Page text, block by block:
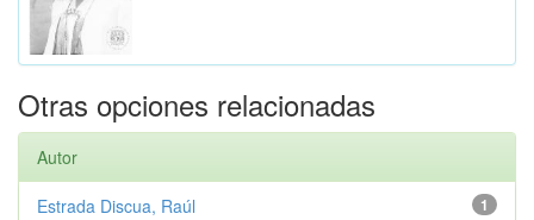
Otras opciones relacionadas
Autor
1
Estrada Discua, Raúl